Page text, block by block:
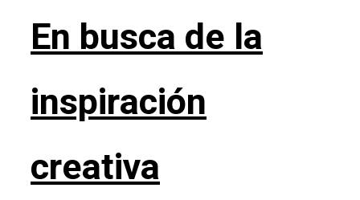
En busca de la
inspiración
creativa